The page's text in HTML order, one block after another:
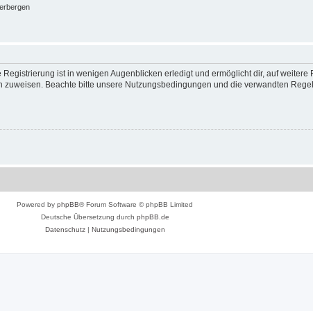
ist in wenigen Augenblicken erledigt und ermöglicht dir, auf
Beachte bitte unsere Nutzungsbedingungen und die verwandten
Powered by phpBB® Forum Software © phpBB Limited
Deutsche Übersetzung durch phpBB.de
Datenschutz| Nutzungsbedingungen